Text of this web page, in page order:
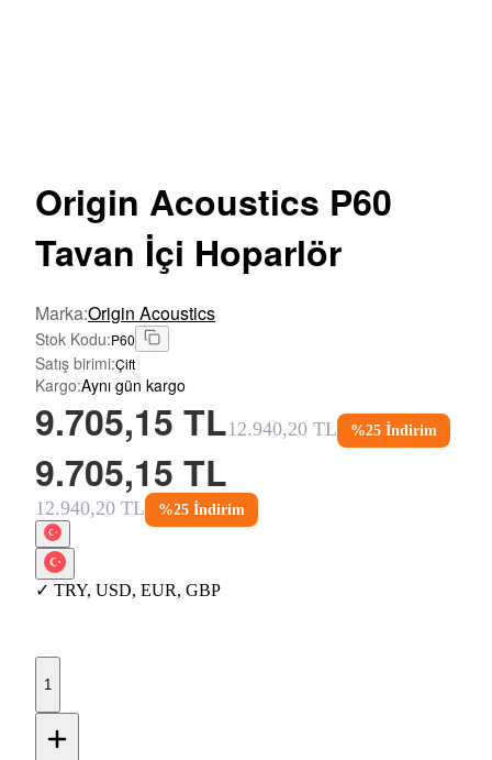
Origin Acoustics P60
Tavan İçi Hoparlör
Marka:Origin Acoustics
Stok Kodu:P60
Satış birimi:Çift
Kargo:Aynı gün kargo
9.705,15 TL12.940,20 TL %25 İndirim
9.705,15 TL
12.940,20 TL %25 İndirim
✓ TRY, USD, EUR, GBP
1